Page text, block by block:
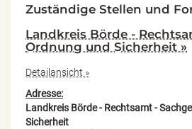
Zuständige Stellen und
Landkreis Börde -
Ordnung und Sicherheit »
Detailansicht »
Adresse:
Landkreis Börde - Rechtsamt -
Sicherheit